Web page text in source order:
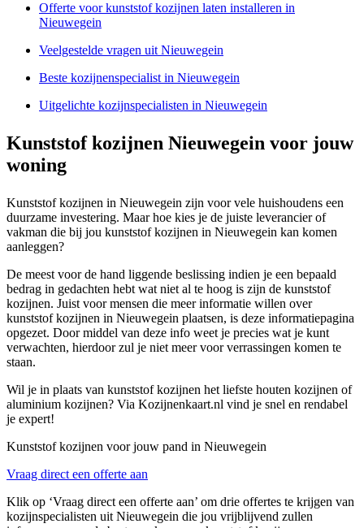
Offerte voor kunststof kozijnen laten installeren in
Nieuwegein
Veelgestelde vragen uit Nieuwegein
Beste kozijnenspecialist in Nieuwegein
Uitgelichte kozijnspecialisten in Nieuwegein
Kunststof kozijnen Nieuwegein voor jouw
woning
Kunststof kozijnen in Nieuwegein zijn voor vele huishoudens een
duurzame investering. Maar hoe kies je de juiste leverancier of
vakman die bij jou kunststof kozijnen in Nieuwegein kan komen
aanleggen?
De meest voor de hand liggende beslissing indien je een bepaald
bedrag in gedachten hebt wat niet al te hoog is zijn de kunststof
kozijnen. Juist voor mensen die meer informatie willen over
kunststof kozijnen in Nieuwegein plaatsen, is deze informatiepagina
opgezet. Door middel van deze info weet je precies wat je kunt
verwachten, hierdoor zul je niet meer voor verrassingen komen te
staan.
Wil je in plaats van kunststof kozijnen het liefste houten kozijnen of
aluminium kozijnen? Via Kozijnenkaart.nl vind je snel en rendabel
je expert!
Kunststof kozijnen voor jouw pand in Nieuwegein
Vraag direct een offerte aan
Klik op ‘Vraag direct een offerte aan’ om drie offertes te krijgen van
kozijnspecialisten uit Nieuwegein die jou vrijblijvend zullen